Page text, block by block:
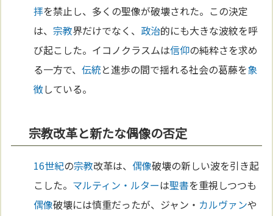
拝を禁止し、多くの聖像が破壊された。この決定
は、 宗教界だけでなく、 政治的にも大きな波紋を呼
び起こした。イコノクラスムは信仰の純粋さを求め
る一方で、伝統と進歩の間で揺れる社会の葛藤を象
徴している。
宗教改革と新たな偶像の否定
16世紀の宗教改革は、 偶像破壊の新しい波を引き起
こした。 マルティン・ルターは聖書を重視しつつも
偶像破壊には慎重だったが、ジャン・ カルヴァンや